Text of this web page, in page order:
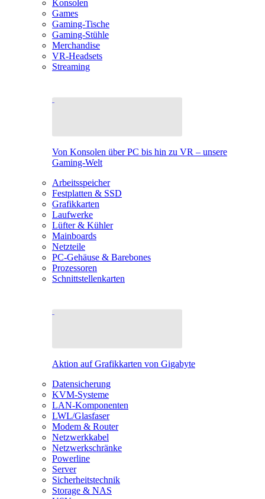
Konsolen
Games
Gaming-Tische
Gaming-Stühle
Merchandise
VR-Headsets
Streaming
Von Konsolen über PC bis hin zu VR – unsere
Gaming-Welt
Arbeitsspeicher
Festplatten & SSD
Grafikkarten
Laufwerke
Lüfter & Kühler
Mainboards
Netzteile
PC-Gehäuse & Barebones
Prozessoren
Schnittstellenkarten
Aktion auf Grafikkarten von Gigabyte
Datensicherung
KVM-Systeme
LAN-Komponenten
LWL/Glasfaser
Modem & Router
Netzwerkkabel
Netzwerkschränke
Powerline
Server
Sicherheitstechnik
Storage & NAS